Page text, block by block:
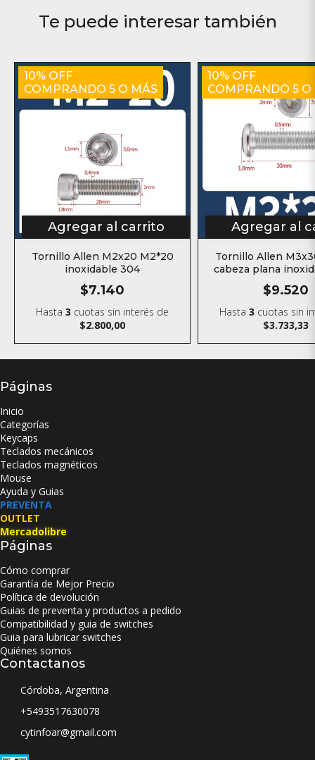
Te puede interesar también
10% OFF
COMPRANDO 5 O MÁS
Agregar al carrito
Tornillo Allen M2x20 M2*20
inoxidable 304
$7.140
Hasta3 cuotas sin interés de
$2.800,00
10% OFF
COMPRANDO 5 O
Agregar al
Tornillo Allen
cabeza plana
$9.520
Hasta3 cuotas sin
$3.733,33
Páginas
Inicio
Categorías
Keycaps
Teclados mecánicos
Teclados magnéticos
Mouse
Ayuda y Guias
PREVENTA
OUTLET
Mercadolibre
Páginas
Cómo comprar
Garantía de Mejor Precio
Política de devolución
Guias de preventa y productos a pedido
Compatibilidad y guia de switches
Guia para lubricar switches
Quiénes somos
Contactanos
Córdoba, Argentina
+5493517630078
cytinfoar@gmail.com